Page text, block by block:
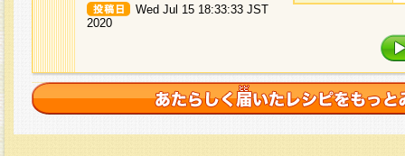
Wed Jul 15 18:33:33 JST
2020